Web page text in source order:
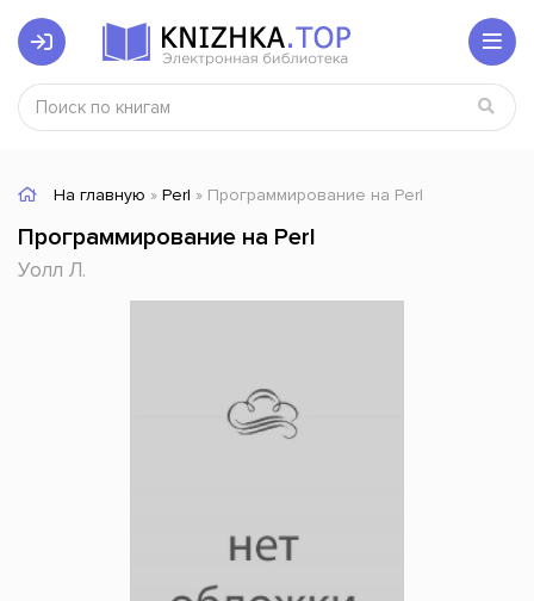
На главную » Perl » Программирование на Perl
Программирование на Perl
Уолл Л.